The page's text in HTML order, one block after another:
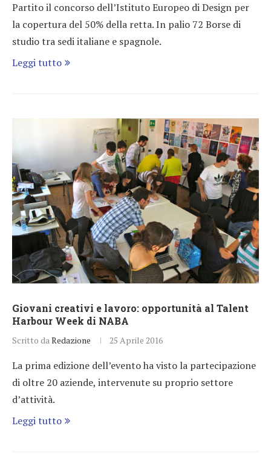
Partito il concorso dell’Istituto Europeo di Design per
la copertura del 50% della retta. In palio 72 Borse di
studio tra sedi italiane e spagnole.
Leggi tutto
Giovani creativi e lavoro: opportunità al Talent
Harbour Week di NABA
Scritto da Redazione 25 Aprile 2016
La prima edizione dell’evento ha visto la partecipazione
di oltre 20 aziende, intervenute su proprio settore
d’attività.
Leggi tutto